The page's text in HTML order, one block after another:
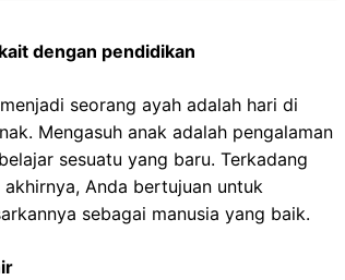
dengan pendidikan
seorang ayah adalah hari di
Mengasuh anak adalah pengalaman
sesuatu yang baru. Terkadang
Anda bertujuan untuk
sebagai manusia yang baik.